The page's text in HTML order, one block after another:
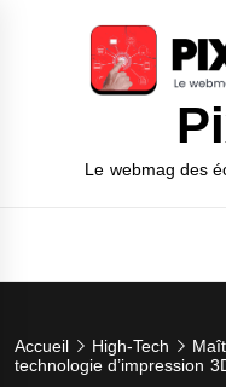
Le webmag des
Accueil High-Tech
technologie d’impression